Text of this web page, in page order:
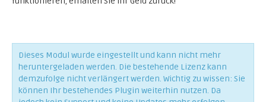
Dieses Modul wurde eingestellt und kann nicht mehr
heruntergeladen werden. Die bestehende Lizenz kann
demzufolge nicht verlängert werden. Wichtig zu wissen: Sie
können Ihr bestehendes Plugin weiterhin nutzen. Da